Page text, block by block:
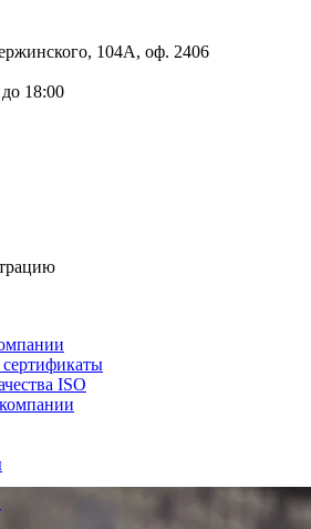
104А, оф. 2406
18:00
ISO